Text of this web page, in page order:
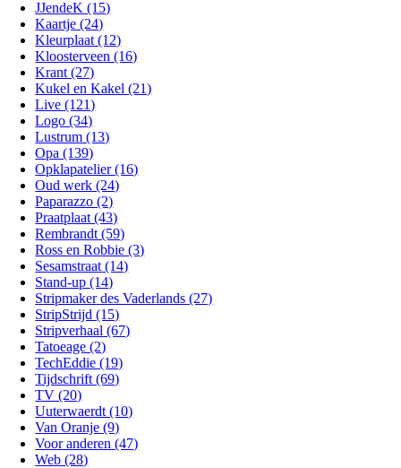
JJendeK (15)
Kaartje (24)
Kleurplaat (12)
Kloosterveen (16)
Krant (27)
Kukel en Kakel (21)
Live (121)
Logo (34)
Lustrum (13)
Opa (139)
Opklapatelier (16)
Oud werk (24)
Paparazzo (2)
Praatplaat (43)
Rembrandt (59)
Ross en Robbie (3)
Sesamstraat (14)
Stand-up (14)
Stripmaker des Vaderlands (27)
StripStrijd (15)
Stripverhaal (67)
Tatoeage (2)
TechEddie (19)
Tijdschrift (69)
TV (20)
Uuterwaerdt (10)
Van Oranje (9)
Voor anderen (47)
Web (28)